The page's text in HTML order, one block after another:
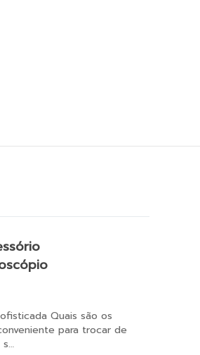
Quais são os
para trocar de
s…